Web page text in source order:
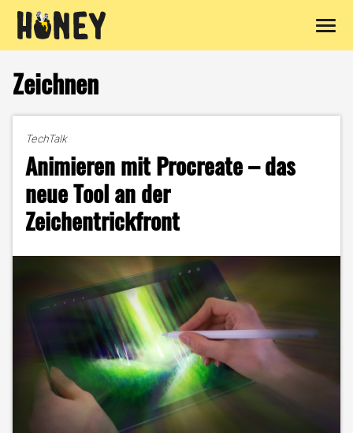
Inhalt
springen
Zeichnen
TechTalk
Animieren mit Procreate – das
neue Tool an der
Zeichentrickfront